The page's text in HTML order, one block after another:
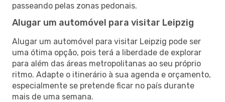
passeando pelas zonas pedonais.
Alugar um automóvel para visitar Leipzig
Alugar um automóvel para visitar Leipzig pode ser
uma ótima opção, pois terá a liberdade de explorar
para além das áreas metropolitanas ao seu próprio
ritmo. Adapte o itinerário à sua agenda e orçamento,
especialmente se pretende ficar no país durante
mais de uma semana.